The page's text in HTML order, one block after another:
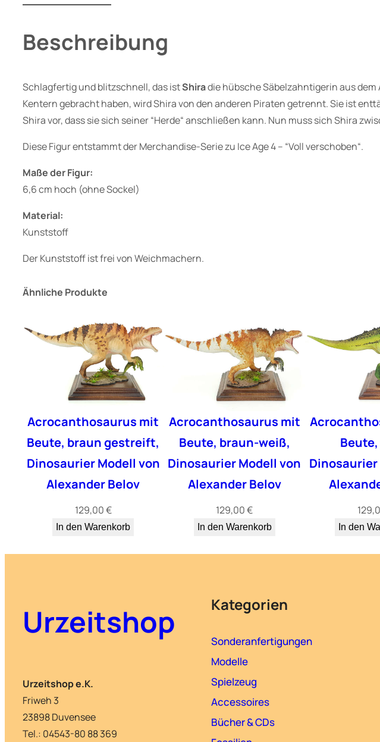
z
e
,
c
e
Beschreibung
Schlagfertig und blitzschnell, das istShiradie hübsche Säbelzahntigerin aus dem
Kentern gebracht haben, wird Shira von den anderen Piraten getrennt. Sie ist
Shira vor, dass sie sich seiner “Herde“ anschließen kann. Nun muss sich Shira
Diese Figur entstammt der Merchandise-Serie zu Ice Age 4 – “Voll verschoben“.
Maße der Figur:
6,6 cm hoch (ohne Sockel)
Material:
Kunststoff
Der Kunststoff ist frei von Weichmachern.
Ähnliche Produkte
Acrocanthosaurus mit
Beute, braun gestreift,
Dinosaurier Modell von
Alexander Belov
129,00€
In den Warenkorb
Acrocanthosaurus mit
Beute, braun-weiß,
Dinosaurier Modell von
Alexander Belov
129,00€
In den Warenkorb In den
Urzeitshop
Urzeitshop e.K.
Friweh 3
23898 Duvensee
Tel.: 04543-80 88 369
Kategorien
Sonderanfertigungen
Modelle
Spielzeug
Accessoires
Bücher & CDs